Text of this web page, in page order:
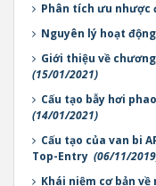
Phân tích ưu nhược
Nguyên lý hoạt
Giới thiệu về
(15/01/2021)
Cấu tạo bẫy hơi
(14/01/2021)
Cấu tạo của van bi
Top-Entry (06/11/
Khái niệm cơ bản